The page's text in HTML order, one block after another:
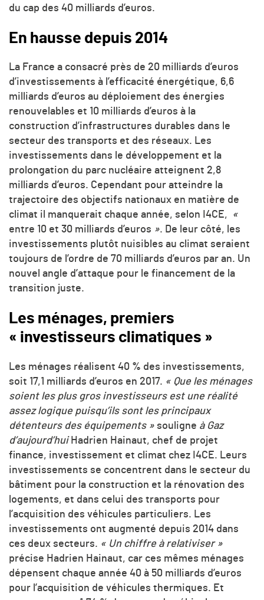
du cap des 40 milliards d’euros.
En hausse depuis 2014
La France a consacré près de 20 milliards d’euros
d’investissements à l’efficacité énergétique, 6,6
milliards d’euros au déploiement des énergies
renouvelables et 10 milliards d’euros à la
construction d’infrastructures durables dans le
secteur des transports et des réseaux. Les
investissements dans le développement et la
prolongation du parc nucléaire atteignent 2,8
milliards d’euros. Cependant pour atteindre la
trajectoire des objectifs nationaux en matière de
climat il manquerait chaque année, selon I4CE,
«
entre 10 et 30 milliards d’euros ». De leur côté, les
investissements plutôt nuisibles au climat seraient
toujours de l’ordre de 70 milliards d’euros par an. Un
nouvel angle d’attaque pour le financement de la
transition juste.
Les ménages, premiers
« investisseurs climatiques »
Les ménages réalisent 40 % des investissements,
soit 17,1 milliards d’euros en 2017. « Que les ménages
soient les plus gros investisseurs est une réalité
assez logique puisqu’ils sont les principaux
détenteurs des équipements » souligne à Gaz
d’aujourd’huiHadrien Hainaut, chef de projet
finance, investissement et climat chez I4CE. Leurs
investissements se concentrent dans le secteur du
bâtiment pour la construction et la rénovation des
logements, et dans celui des transports pour
l’acquisition des véhicules particuliers. Les
investissements ont augmenté depuis 2014 dans
ces deux secteurs. « Un chiffre à relativiser »
précise Hadrien Hainaut, car ces mêmes ménages
dépensent chaque année 40 à 50 milliards d’euros
pour l’acquisition de véhicules thermiques. Et